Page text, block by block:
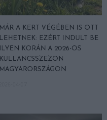
MÁR A KERT VÉGÉBEN IS OTT
LEHETNEK: EZÉRT INDULT BE
ILYEN KORÁN A 2026-OS
KULLANCSSZEZON
MAGYARORSZÁGON